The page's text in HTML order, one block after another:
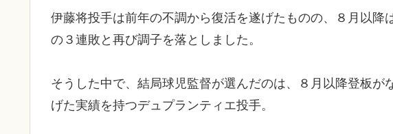
伊藤将投手は前年の不調から復活を遂げたものの、８月以降
の３連敗と再び調子を落としました。
そうした中で、結局球児監督が選んだのは、８月以降登板が
げた実績を持つデュプランティエ投手。